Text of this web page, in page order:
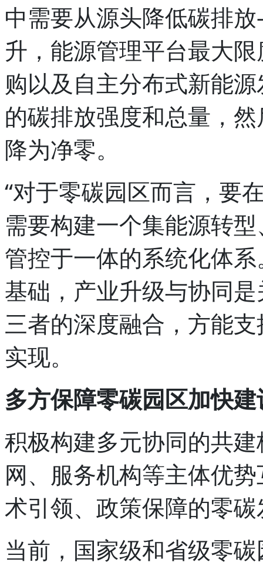
中需要从源头降低碳排
升，能源管理平台最大
购以及自主分布式新能
的碳排放强度和总量，
降为净零。
“对于零碳园区而言，要
需要构建一个集能源转
管控于一体的系统化体
基础，产业升级与协同
三者的深度融合，方能
实现。
多方保障零碳园区加快建
积极构建多元协同的共
网、服务机构等主体优
术引领、政策保障的零
当前，国家级和省级零